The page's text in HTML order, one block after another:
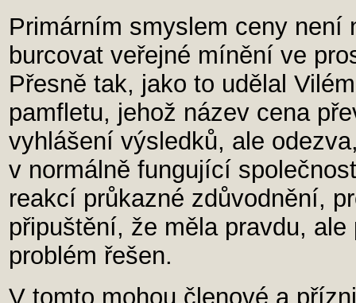
Primárním smyslem ceny není
burcovat veřejné mínění ve
Přesně tak, jako to udělal
pamfletu, jehož název cena
vyhlášení výsledků, ale
v normálně fungující
reakcí průkazné zdůvodnění,
připuštění, že měla pravdu,
problém řešen.
V tomto mohou členové a